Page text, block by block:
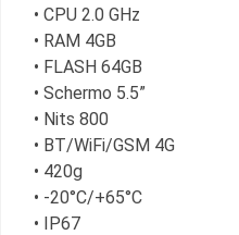
• CPU 2.0 GHz
• RAM 4GB
• FLASH 64GB
• Schermo 5.5”
• Nits 800
• BT/WiFi/GSM 4G
• 420g
• -20°C/+65°C
• IP67